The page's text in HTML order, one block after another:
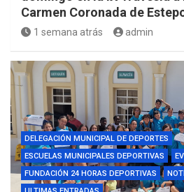
Carmen Coronada de
1 semana atrás admin
DELEGACIÓN MUNICIPAL DE DEPORTES
ESCUELAS MUNICIPALES DEPORTIVAS
FUNDACIÓN 24 HORAS DEPORTIVAS